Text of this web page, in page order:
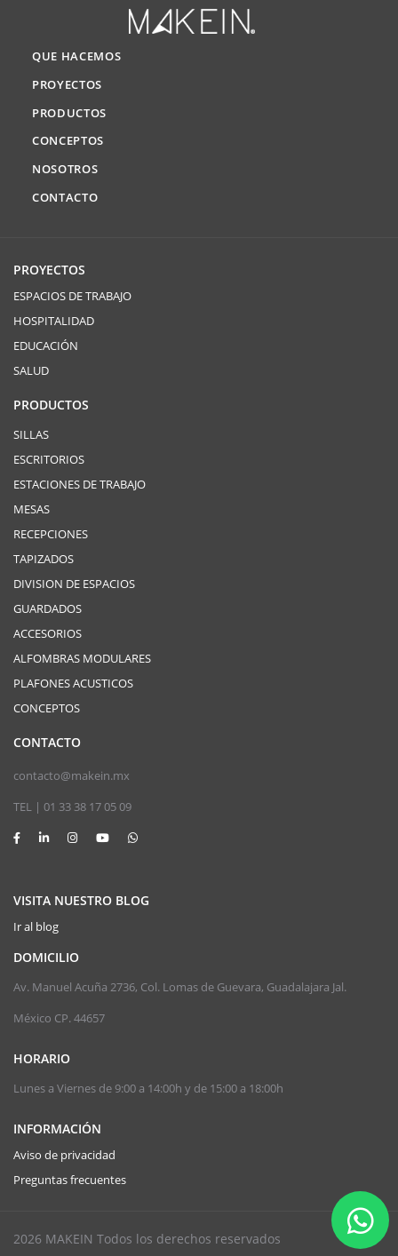
QUE HACEMOS
PROYECTOS
PRODUCTOS
CONCEPTOS
NOSOTROS
CONTACTO
PROYECTOS
ESPACIOS DE TRABAJO
HOSPITALIDAD
EDUCACIÓN
SALUD
PRODUCTOS
SILLAS
ESCRITORIOS
ESTACIONES DE TRABAJO
MESAS
RECEPCIONES
TAPIZADOS
DIVISION DE ESPACIOS
GUARDADOS
ACCESORIOS
ALFOMBRAS MODULARES
PLAFONES ACUSTICOS
CONCEPTOS
CONTACTO
contacto@makein.mx
TEL | 01 33 38 17 05 09
VISITA NUESTRO BLOG
Ir al blog
DOMICILIO
Av. Manuel Acuña 2736, Col. Lomas de Guevara, Guadalajara Jal.
México CP. 44657
HORARIO
Lunes a Viernes de 9:00 a 14:00h y de 15:00 a 18:00h
INFORMACIÓN
Aviso de privacidad
Preguntas frecuentes
2026 MAKEIN Todos los derechos reservados